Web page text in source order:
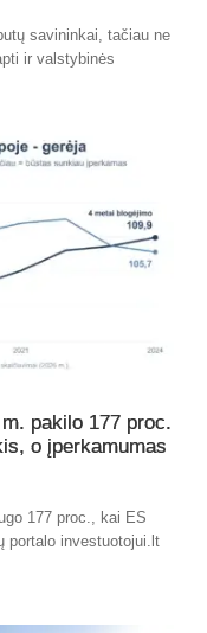
savininkai, tačiau ne
ir valstybinės
pakilo 177 proc.
o įperkamumas
177 proc., kai ES
portalo investuotojui.lt